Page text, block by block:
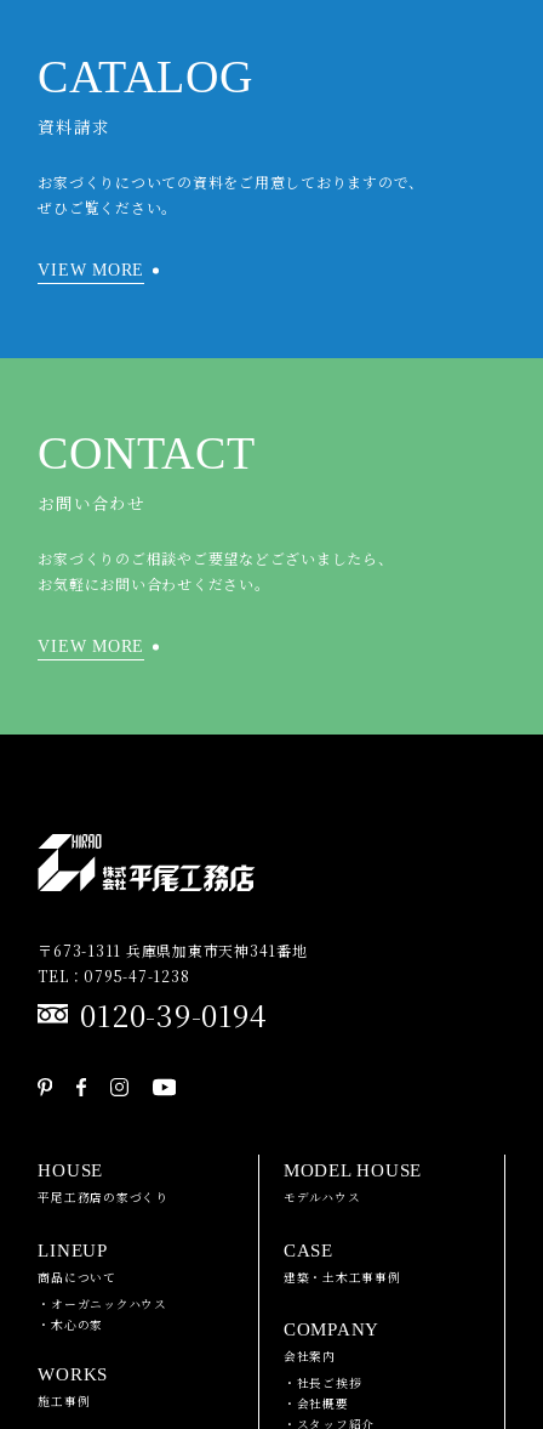
CATALOG
資料請求
お家づくりについての資料をご用意しておりますので、
ぜひご覧ください。
VIEW MORE
CONTACT
お問い合わせ
お家づくりのご相談やご要望などございましたら、
お気軽にお問い合わせください。
VIEW MORE
〒673-1311 兵庫県加東市天神341番地
TEL：0795-47-1238
0120-39-0194
HOUSE
平尾工務店の家づくり
LINEUP
商品について
・オーガニックハウス
・木心の家
WORKS
施工事例
MODEL HOUSE
モデルハウス
CASE
建築・土木工事事例
COMPANY
会社案内
・社長ご挨拶
・会社概要
・スタッフ紹介